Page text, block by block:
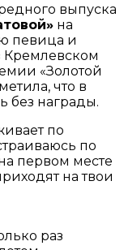
выпуска
на
певица и
«Золотой
что в
без награды.
по
по
первом месте
на твои
раз